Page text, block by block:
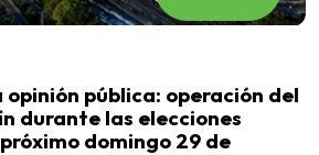
opinión pública: operación del
durante las elecciones
domingo 29 de